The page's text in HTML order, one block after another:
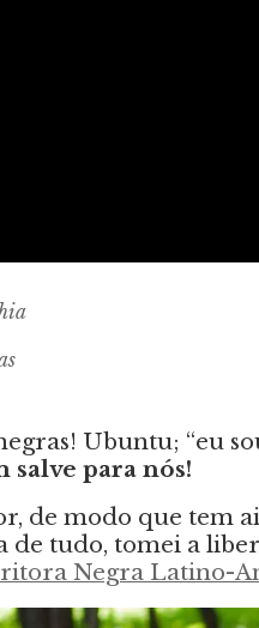
Ubuntu; “eu
salve para nós!
de modo que tem
de tudo, tomei a
Negra Latino-